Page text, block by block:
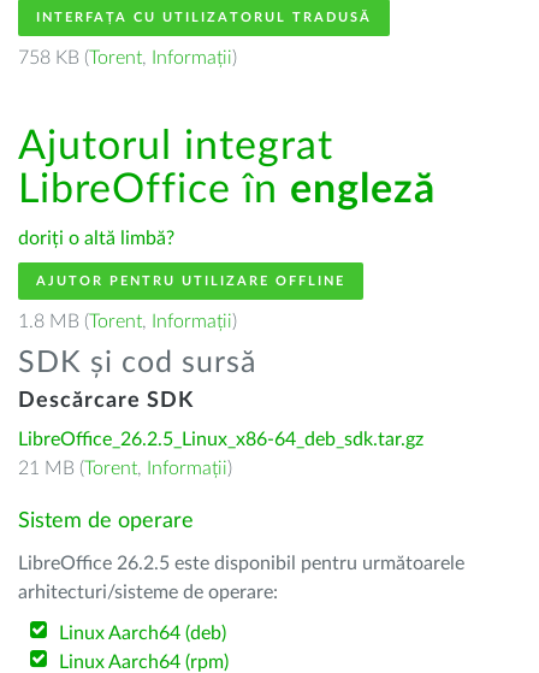
INTERFAȚA CU UTILIZATORUL TRADUSĂ
758 KB (Torent, Informații)
Ajutorul integrat
LibreOffice în engleză
doriți o altă limbă?
AJUTOR PENTRU UTILIZARE OFFLINE
1.8 MB (Torent, Informații)
SDK și cod sursă
Descărcare SDK
LibreOffice_26.2.5_Linux_x86-64_deb_sdk.tar.gz
21 MB (Torent, Informații)
Sistem de operare
LibreOffice 26.2.5 este disponibil pentru următoarele
arhitecturi/sisteme de operare:
Linux Aarch64 (deb)
Linux Aarch64 (rpm)